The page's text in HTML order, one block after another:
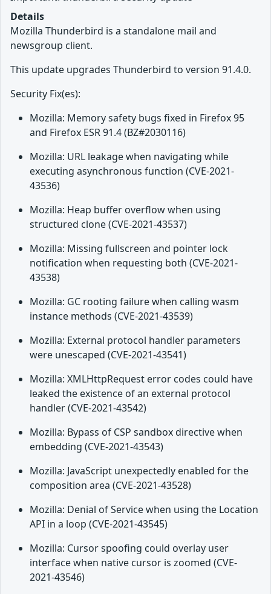
Details
Mozilla Thunderbird is a standalone mail and
newsgroup client.
This update upgrades Thunderbird to version 91.4.0.
Security Fix(es):
Mozilla: Memory safety bugs fixed in Firefox 95
and Firefox ESR 91.4 (BZ#2030116)
Mozilla: URL leakage when navigating while
executing asynchronous function (CVE-2021-
43536)
Mozilla: Heap buffer overflow when using
structured clone (CVE-2021-43537)
Mozilla: Missing fullscreen and pointer lock
notification when requesting both (CVE-2021-
43538)
Mozilla: GC rooting failure when calling wasm
instance methods (CVE-2021-43539)
Mozilla: External protocol handler parameters
were unescaped (CVE-2021-43541)
Mozilla: XMLHttpRequest error codes could have
leaked the existence of an external protocol
handler (CVE-2021-43542)
Mozilla: Bypass of CSP sandbox directive when
embedding (CVE-2021-43543)
Mozilla: JavaScript unexpectedly enabled for the
composition area (CVE-2021-43528)
Mozilla: Denial of Service when using the Location
API in a loop (CVE-2021-43545)
Mozilla: Cursor spoofing could overlay user
interface when native cursor is zoomed (CVE-
2021-43546)